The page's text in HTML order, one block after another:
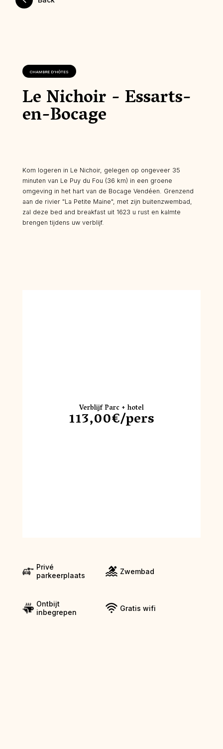
CHAMBRE D’HÔTES
Le Nichoir - Essarts-
en-Bocage
Kom logeren in Le Nichoir, gelegen op ongeveer 35
minuten van Le Puy du Fou (36 km) in een groene
omgeving in het hart van de Bocage Vendéen. Grenzend
aan de rivier "La Petite Maine", met zijn buitenzwembad,
zal deze bed and breakfast uit 1623 u rust en kalmte
brengen tijdens uw verblijf.
Verblijf Parc + hotel
113,00€/pers
Privé
parkeerplaats
Zwembad
Ontbijt
inbegrepen
Gratis wifi